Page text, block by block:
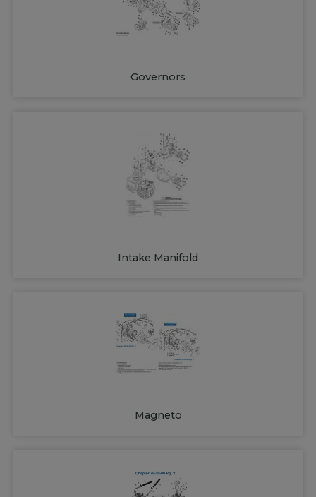
Governors
Intake Manifold
Magneto